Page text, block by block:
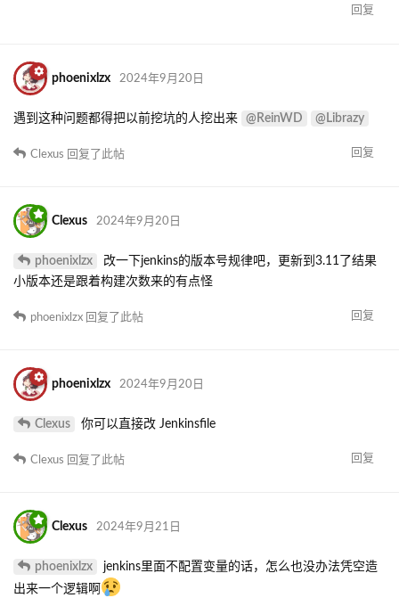
回复
phoenixlzx 2024年9月20日
遇到这种问题都得把以前挖坑的人挖出来 @ReinWD @Librazy
回复
Clexus 回复了此帖
Clexus 2024年9月20日
phoenixlzx
改一下jenkins的版本号规律吧，更新到3.11了结果
小版本还是跟着构建次数来的有点怪
回复
phoenixlzx 回复了此帖
phoenixlzx 2024年9月20日
Clexus 你可以直接改 Jenkinsfile
回复
Clexus 回复了此帖
Clexus 2024年9月21日
phoenixlzx
jenkins里面不配置变量的话，怎么也没办法凭空造
出来一个逻辑啊